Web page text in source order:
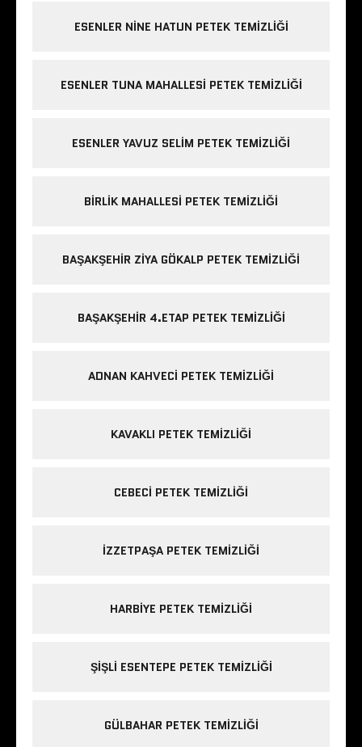
ESENLER NINE HATUN PETEK TEMIZLIĞI
ESENLER TUNA MAHALLESI PETEK TEMIZLIĞI
ESENLER YAVUZ SELIM PETEK TEMIZLIĞI
BIRLIK MAHALLESI PETEK TEMIZLIĞI
BAŞAKŞEHIR ZIYA GÖKALP PETEK TEMIZLIĞI
BAŞAKŞEHIR 4.ETAP PETEK TEMIZLIĞI
ADNAN KAHVECI PETEK TEMIZLIĞI
KAVAKLI PETEK TEMIZLIĞI
CEBECI PETEK TEMIZLIĞI
IZZETPAŞA PETEK TEMIZLIĞI
HARBIYE PETEK TEMIZLIĞI
ŞIŞLI ESENTEPE PETEK TEMIZLIĞI
GÜLBAHAR PETEK TEMIZLIĞI